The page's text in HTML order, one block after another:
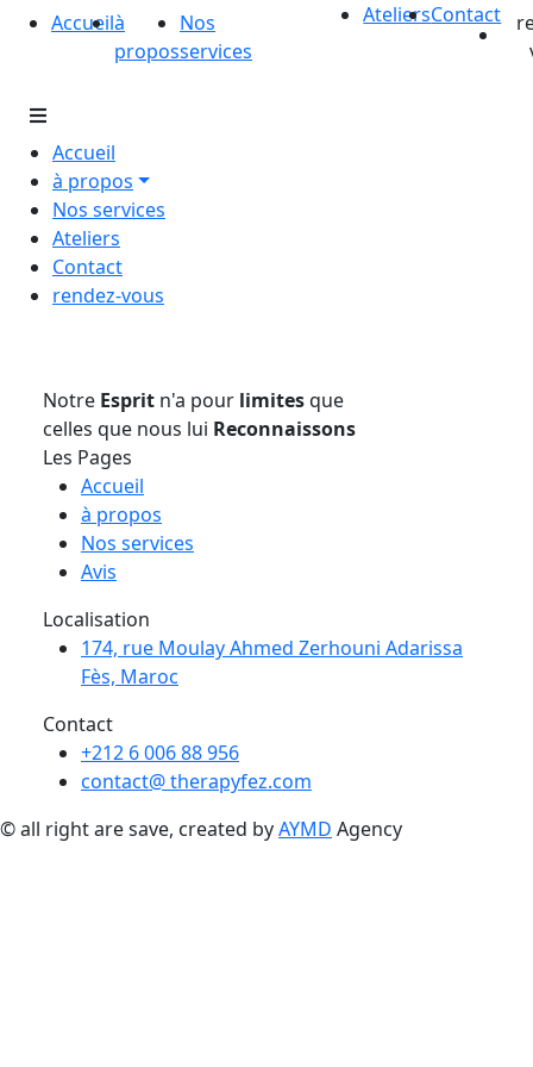
Nos
services
à
propos
Accueil AteliersContact
Accueil
à propos
Nos services
Ateliers
Contact
rendez-vous
Notre Esprit n'a pour limitesque
celles que nous lui Reconnaissons
Les Pages
Accueil
à propos
Nos services
Avis
Localisation
174, rue Moulay Ahmed Zerhouni Adarissa
Fès, Maroc
Contact
+212 6 006 88 956
contact@ therapyfez.com
© all right are save, created byAYMD Agency